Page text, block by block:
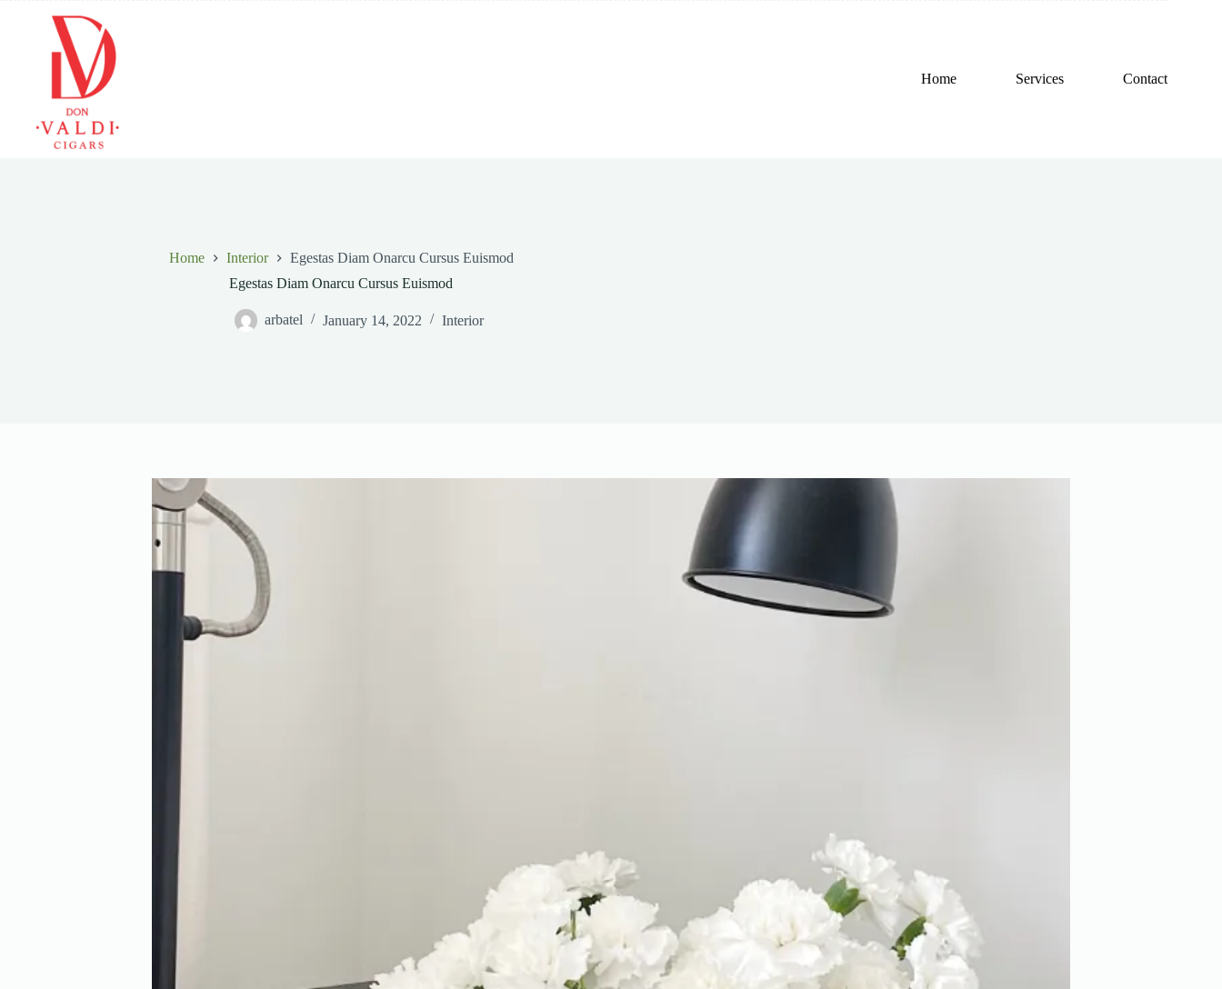
Home Services Contact
Home Interior
Egestas Diam Onarcu Cursus Euismod
Egestas Diam Onarcu Cursus Euismod
arbatel January 14, 2022 Interior